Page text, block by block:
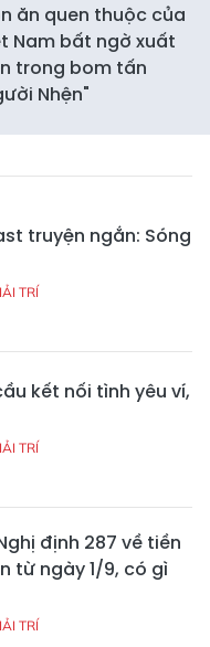
ăn quen thuộc của
Nam bất ngờ xuất
trong bom tấn
Nhện"
truyện ngắn: Sóng
TRÍ
kết nối tình yêu ví,
TRÍ
định 287 về tiền
từ ngày 1/9, có gì
TRÍ